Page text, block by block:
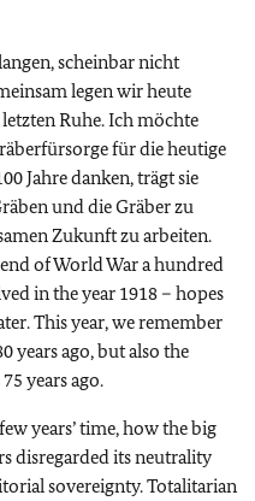
scheinbar nicht
legen wir heute
Ruhe. Ich möchte
für die heutige
Jahre danken, trägt sie
und die Gräber zu
Zukunft zu arbeiten.
of World War a hundred
in the year 1918 – hopes
This year, we remember
years ago, but also the
years ago.
years’ time, how the big
disregarded its neutrality
sovereignty. Totalitarian